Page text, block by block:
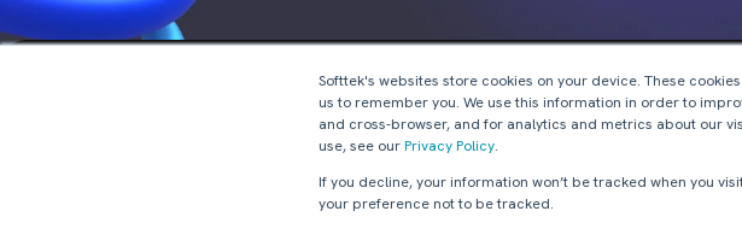
Softtek's websites store cookies on your device. These
us to remember you. We use this information in order to
and cross-browser, and for analytics and metrics about our
use, see ourPrivacy Policy.
If you decline, your information won’t be tracked when you
your preference not to be tracked.
思想领袖
白皮书
分析报告
加入我们
打造您的